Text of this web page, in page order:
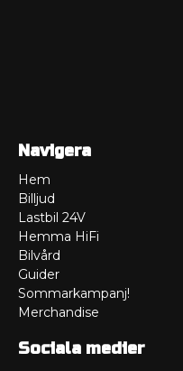
Navigera
Hem
Billjud
Lastbil 24V
Hemma HiFi
Bilvård
Guider
Sommarkampanj!
Merchandise
Sociala medier